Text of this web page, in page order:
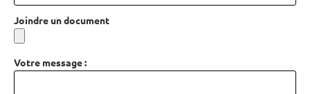
Joindre un document
Votre message :